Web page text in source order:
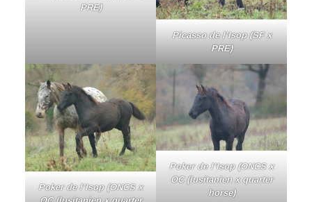
PRE)
Picasso de l’Isop (SF x
PRE)
Poker de l’Isop (ONCS x
Poker de l’Isop (ONCS x
OC (lusitanien x quarter
horse)